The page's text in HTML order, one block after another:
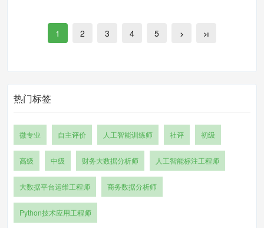
1 2 3 4 5
热门标签
微专业 自主评价 人工智能训练师 社评 初级
高级 中级 财务大数据分析师 人工智能标注工程师
大数据平台运维工程师 商务数据分析师
Python技术应用工程师